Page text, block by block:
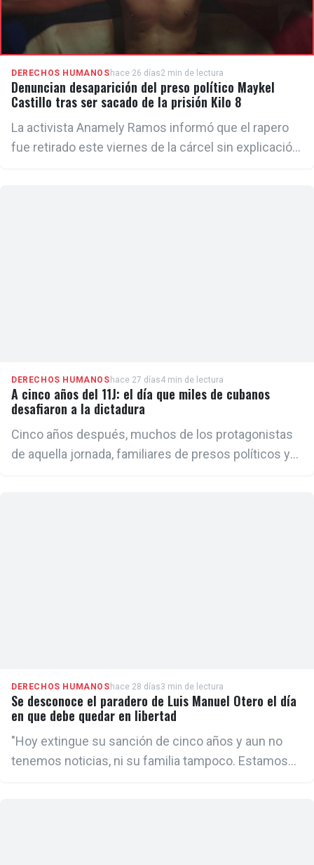
DERECHOS HUMANOS hace 26 días2 min de lectura
Denuncian desaparición del preso político Maykel
Castillo tras ser sacado de la prisión Kilo 8
La activista Anamely Ramos informó que el rapero
fue retirado este viernes de la cárcel sin explicación
DERECHOS HUMANOS hace 27 días4 min de lectura
A cinco años del 11J: el día que miles de cubanos
desafiaron a la dictadura
Cinco años después, muchos de los protagonistas
de aquella jornada, familiares de presos políticos y
DERECHOS HUMANOS hace 28 días3 min de lectura
Se desconoce el paradero de Luis Manuel Otero el día
en que debe quedar en libertad
"Hoy extingue su sanción de cinco años y aun no
tenemos noticias, ni su familia tampoco. Estamos